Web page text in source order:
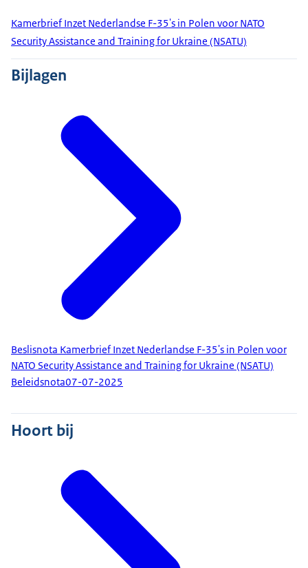
Kamerbrief Inzet Nederlandse F-35's in Polen voor NATO
Security Assistance and Training for Ukraine (NSATU)
Bijlagen
Beslisnota Kamerbrief Inzet Nederlandse F-35's in Polen voor
NATO Security Assistance and Training for Ukraine (NSATU)
Beleidsnota07-07-2025
Hoort bij